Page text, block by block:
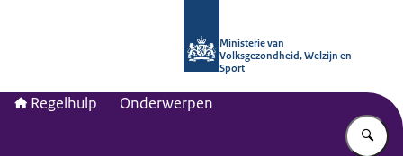
Ministerie van
Volksgezondheid, Welzijn en
Sport
Regelhulp Onderwerpen